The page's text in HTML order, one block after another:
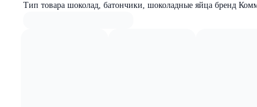
Тип товара шоколад, батончики, шоколадные яйца бренд